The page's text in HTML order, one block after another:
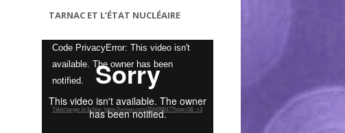
TARNAC ET L’ÉTAT NUCLÉAIRE
Lecteur
vidéo
Code PrivacyError: This video isn't
available. The owner has been
notified.
Télécharger le fichier: https://vimeo.com/259499917?loop=0&_=3